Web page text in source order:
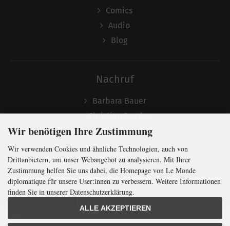
Comics
Audio
Blog
Nachruf
Barbara Bauer
Christian Semler
Folgen
Wir benötigen Ihre Zustimmung
Wir verwenden Cookies und ähnliche Technologien, auch von
Drittanbietern, um unser Webangebot zu analysieren. Mit Ihrer
Zustimmung helfen Sie uns dabei, die Homepage von Le Monde
diplomatique für unsere User:innen zu verbessern. Weitere Informationen
finden Sie in unserer Datenschutzerklärung.
ALLE AKZEPTIEREN